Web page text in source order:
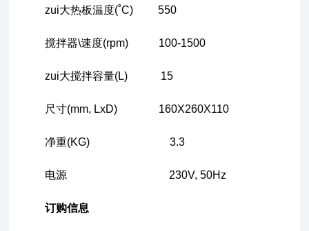
zui大热板温度(˚C) 550
搅拌器\速度(rpm) 100-1500
zui大搅拌容量(L) 15
尺寸(mm, LxD) 160X260X110
净重(KG) 3.3
电源 230V, 50Hz
订购信息